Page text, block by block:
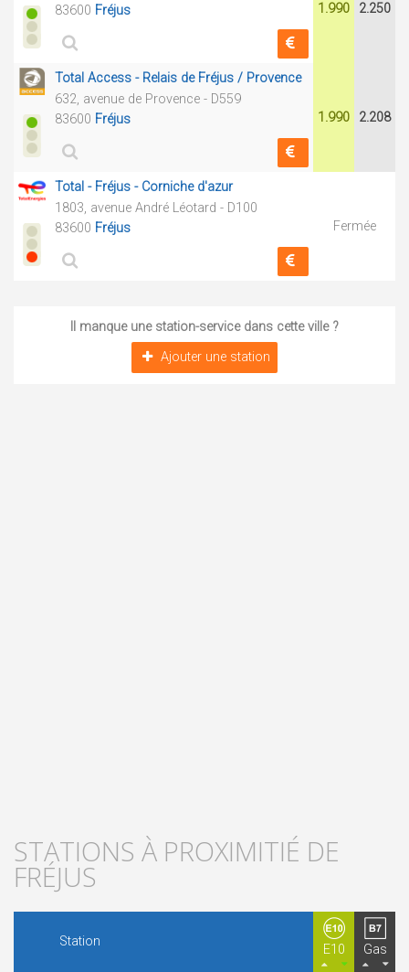
83600 Fréjus 1.990 2.250
Total Access - Relais de Fréjus / Provence
632, avenue de Provence - D559
83600 Fréjus 1.990 2.208
Total - Fréjus - Corniche d'azur
1803, avenue André Léotard - D100
83600 Fréjus Fermée
Il manque une station-service dans cette ville ?
Ajouter une station
STATIONS À PROXIMITIÉ DE
FRÉJUS
Station
E10 Gas